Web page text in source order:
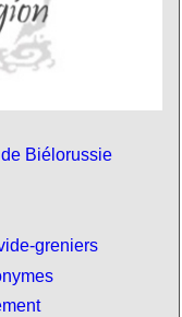
Biélorussie
greniers